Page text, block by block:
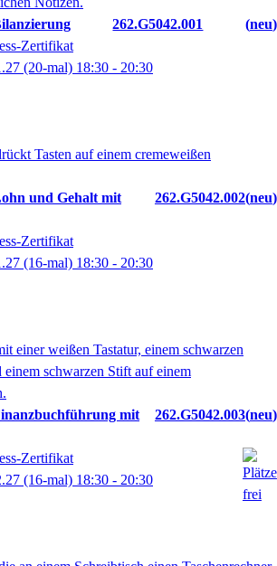
262.G5042.001
neu
Zertifikat
(20-mal) 18:30 - 20:30
und Gehalt mit
262.G5042.002 neu
Zertifikat
(16-mal) 18:30 - 20:30
mit
262.G5042.003 neu
Zertifikat
(16-mal) 18:30 - 20:30